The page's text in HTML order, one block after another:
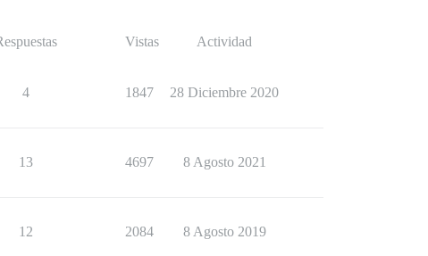
Vistas Actividad
4 1847 28 Diciembre 2020
13 4697 8 Agosto 2021
12 2084 8 Agosto 2019